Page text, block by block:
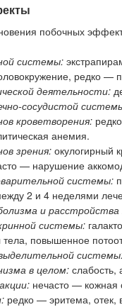
побочных
системы:
редко —
деятельности:
сосудистой
кроветворения:
анемия.
зрения: окулогирный
— нарушение
системы:
2 и 4 неделями
и
системы:
повышенное
в целом: слабость,
нечасто — кожная
редко — эритема, отек,